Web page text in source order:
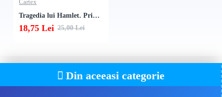
Cartex
Tragedia lui Hamlet. Print de Danemarca
18,75 Lei 25,00 Lei
Din aceeasi categorie